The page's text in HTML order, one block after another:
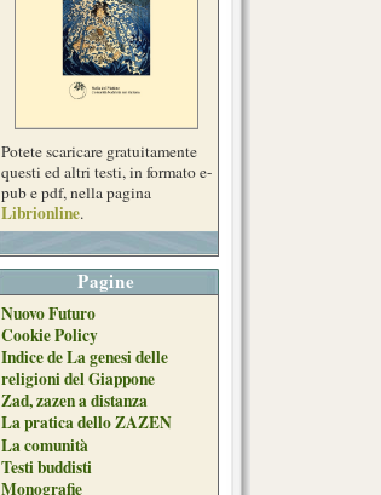
Potete scaricare gratuitamente
questi ed altri testi, in formato e-
pub e pdf, nella pagina
Librionline.
Pagine
Nuovo Futuro
Cookie Policy
Indice de La genesi delle
religioni del Giappone
Zad, zazen a distanza
La pratica dello ZAZEN
La comunità
Testi buddisti
Monografie